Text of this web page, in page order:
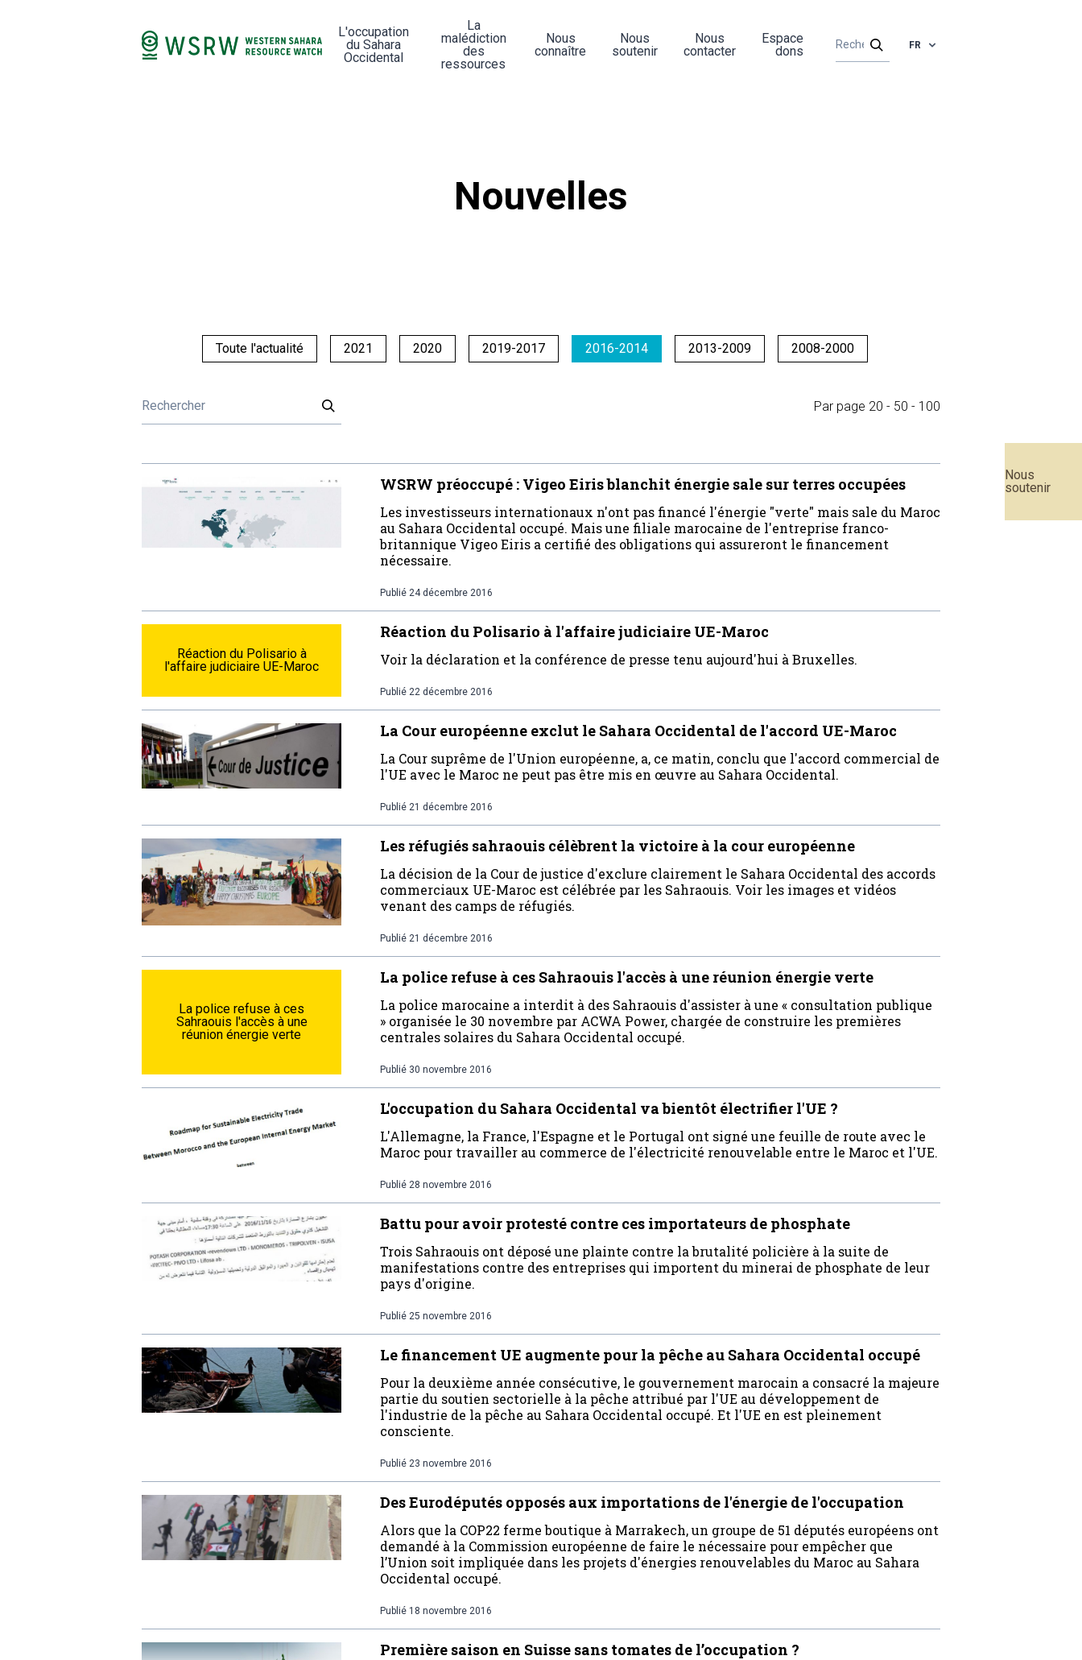
Nous
soutenir
L'occupation
du Sahara
Occidental
La
malédiction
des
ressources
Nous
connaître
Nous
soutenir
Nous
contacter
Espace
dons
FR
Nouvelles
Toute l'actualité 2021 2020 2019-2017 2016-2014 2013-2009 2008-2000
Par page 20 - 50 - 100
WSRW préoccupé : Vigeo Eiris blanchit énergie sale sur terres occupées
Les investisseurs internationaux n'ont pas financé l'énergie "verte" mais sale du Maroc
au Sahara Occidental occupé. Mais une filiale marocaine de l'entreprise franco-
britannique Vigeo Eiris a certifié des obligations qui assureront le financement
nécessaire.
Publié 24 décembre 2016
Réaction du Polisario à
l'affaire judiciaire UE-Maroc
Réaction du Polisario à l'affaire judiciaire UE-Maroc
Voir la déclaration et la conférence de presse tenu aujourd'hui à Bruxelles.
Publié 22 décembre 2016
La Cour européenne exclut le Sahara Occidental de l'accord UE-Maroc
La Cour suprême de l'Union européenne, a, ce matin, conclu que l'accord commercial de
l'UE avec le Maroc ne peut pas être mis en œuvre au Sahara Occidental.
Publié 21 décembre 2016
Les réfugiés sahraouis célèbrent la victoire à la cour européenne
La décision de la Cour de justice d'exclure clairement le Sahara Occidental des accords
commerciaux UE-Maroc est célébrée par les Sahraouis. Voir les images et vidéos
venant des camps de réfugiés.
Publié 21 décembre 2016
La police refuse à ces
Sahraouis l'accès à une
réunion énergie verte
La police refuse à ces Sahraouis l'accès à une réunion énergie verte
La police marocaine a interdit à des Sahraouis d'assister à une « consultation publique
» organisée le 30 novembre par ACWA Power, chargée de construire les premières
centrales solaires du Sahara Occidental occupé.
Publié 30 novembre 2016
L'occupation du Sahara Occidental va bientôt électrifier l'UE ?
L'Allemagne, la France, l'Espagne et le Portugal ont signé une feuille de route avec le
Maroc pour travailler au commerce de l'électricité renouvelable entre le Maroc et l'UE.
Publié 28 novembre 2016
Battu pour avoir protesté contre ces importateurs de phosphate
Trois Sahraouis ont déposé une plainte contre la brutalité policière à la suite de
manifestations contre des entreprises qui importent du minerai de phosphate de leur
pays d'origine.
Publié 25 novembre 2016
Le financement UE augmente pour la pêche au Sahara Occidental occupé
Pour la deuxième année consécutive, le gouvernement marocain a consacré la majeure
partie du soutien sectorielle à la pêche attribué par l'UE au développement de
l'industrie de la pêche au Sahara Occidental occupé. Et l'UE en est pleinement
consciente.
Publié 23 novembre 2016
Des Eurodéputés opposés aux importations de l'énergie de l'occupation
Alors que la COP22 ferme boutique à Marrakech, un groupe de 51 députés européens ont
demandé à la Commission européenne de faire le nécessaire pour empêcher que
l’Union soit impliquée dans les projets d'énergies renouvelables du Maroc au Sahara
Occidental occupé.
Publié 18 novembre 2016
Première saison en Suisse sans tomates de l’occupation ?